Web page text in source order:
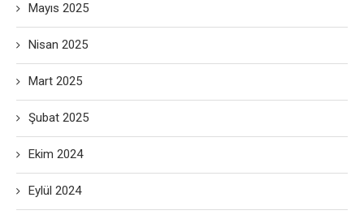
Mayıs 2025
Nisan 2025
Mart 2025
Şubat 2025
Ekim 2024
Eylül 2024